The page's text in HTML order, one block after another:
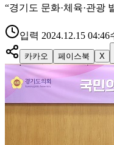
“경기도 문화·체육·관광
입력 2024.12.15 04:46
카카오 페이스북 X